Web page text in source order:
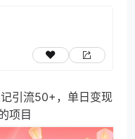
引流50+，单日变现
项目